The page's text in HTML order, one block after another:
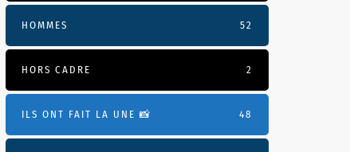
HOMMES 52
HORS CADRE 2
ILS ONT FAIT LA UNE 📸 48